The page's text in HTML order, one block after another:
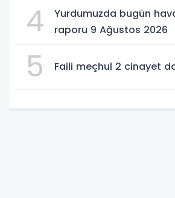
4
Yurdumuzda bugün
raporu 9 Ağustos 2026
5 Faili meçhul 2 cinayet